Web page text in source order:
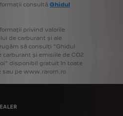
consultă Ghidul
privind valorile
de carburant și ale
rugăm să consulți "Ghidul
carburant și emisiile de CO2
disponibil gratuit în toate
sau pe www.rarom.ro